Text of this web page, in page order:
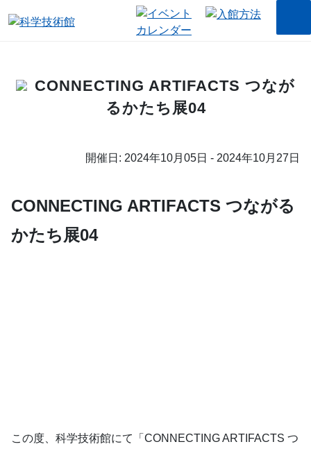
CONNECTING ARTIFACTS つなが
るかたち展04
開催日: 2024年10月05日 - 2024年10月27日
CONNECTING ARTIFACTS つながる
かたち展04
この度、科学技術館にて「CONNECTING ARTIFACTS つ